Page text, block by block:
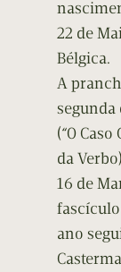
22 de
Bélgica.
A
segunda
(“O
da
16 de
ano